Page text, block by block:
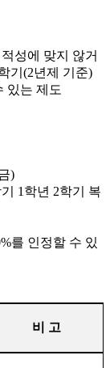
성에 맞지 않거
기(2년제 기준)
있는 제도
)
1학년 2학기 복
를 인정할 수 있
비 고